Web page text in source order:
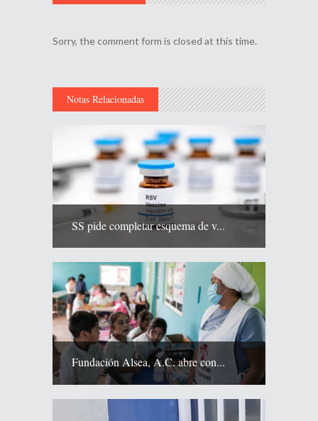
Sorry, the comment form is closed at this time.
Notas Relacionadas
SS pide completar esquema de v...
Fundación Alsea, A.C. abre con...